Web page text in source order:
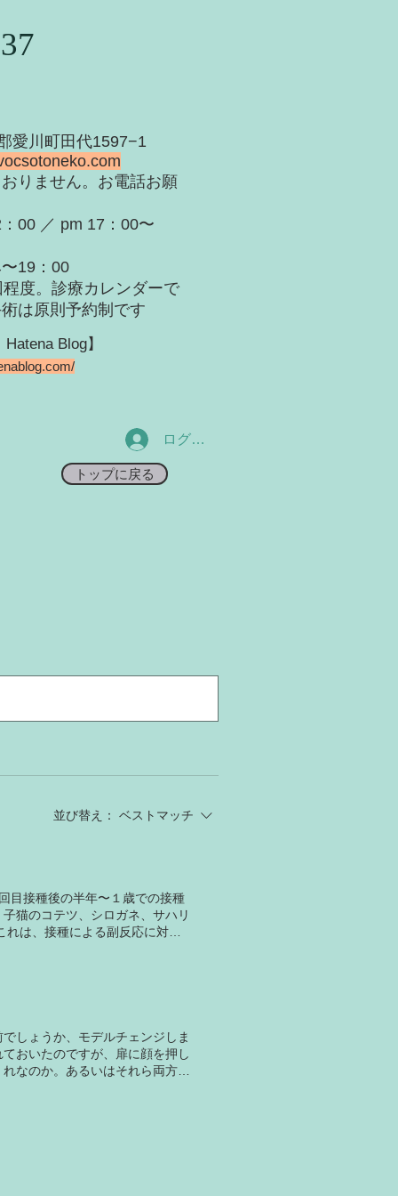
愛川町田代1597−1
りません。お電話お願
00 ／ pm 17：00〜
：00
程度。診療カレンダーで
は原則予約制です
Blog】
ログイン
トップに戻る
並び替え： ベストマッチ
目接種後の半年〜１歳での接種
猫のコテツ、シロガネ、サハリ
は、接種による副反応に対応
た。夕方までにはいつもと同じ
いつもの通りの元気食欲に戻
ワクチン接種後は、念のため
出来る日を選ぶようお願いしま
しょうか、モデルチェンジしま
おいたのですが、扉に顔を押し
なのか。あるいはそれら両方な